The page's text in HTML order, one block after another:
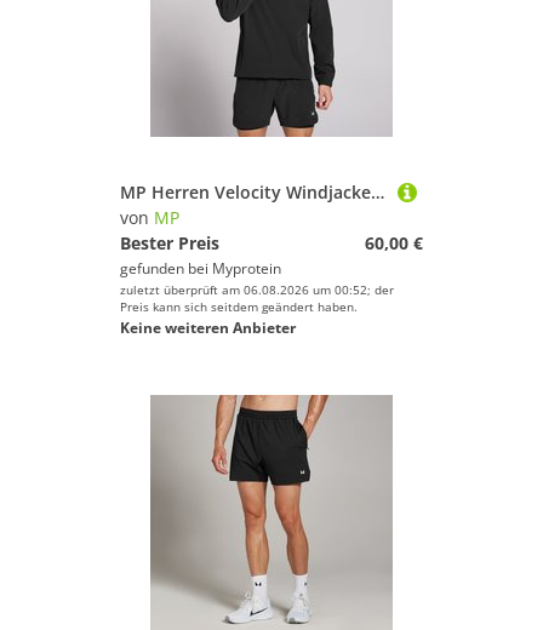
MP Herren Velocity Windjacke - Schwarz - XS
von MP
Bester Preis
60,00 €
gefunden bei Myprotein
zuletzt überprüft am 06.08.2026 um 00:52; der
Preis kann sich seitdem geändert haben.
Keine weiteren Anbieter